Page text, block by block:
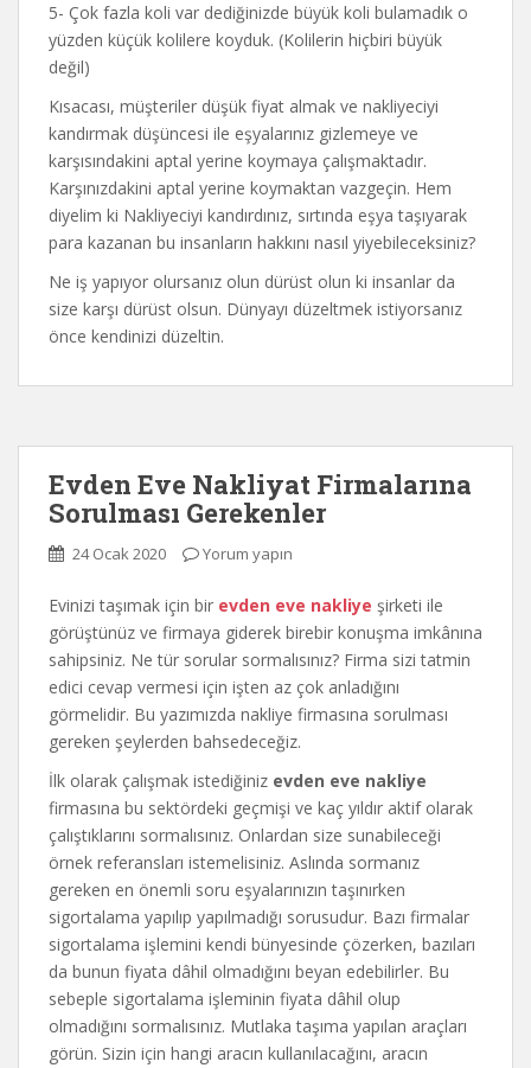
5- Çok fazla koli var dediğinizde büyük koli bulamadık o
yüzden küçük kolilere koyduk. (Kolilerin hiçbiri büyük
değil)
Kısacası, müşteriler düşük fiyat almak ve nakliyeciyi
kandırmak düşüncesi ile eşyalarınız gizlemeye ve
karşısındakini aptal yerine koymaya çalışmaktadır.
Karşınızdakini aptal yerine koymaktan vazgeçin. Hem
diyelim ki Nakliyeciyi kandırdınız, sırtında eşya taşıyarak
para kazanan bu insanların hakkını nasıl yiyebileceksiniz?
Ne iş yapıyor olursanız olun dürüst olun ki insanlar da
size karşı dürüst olsun. Dünyayı düzeltmek istiyorsanız
önce kendinizi düzeltin.
Evden Eve Nakliyat Firmalarına
Sorulması Gerekenler
24 Ocak 2020 Yorum yapın
Evinizi taşımak için bir evden eve nakliye şirketi ile
görüştünüz ve firmaya giderek birebir konuşma imkânına
sahipsiniz. Ne tür sorular sormalısınız? Firma sizi tatmin
edici cevap vermesi için işten az çok anladığını
görmelidir. Bu yazımızda nakliye firmasına sorulması
gereken şeylerden bahsedeceğiz.
İlk olarak çalışmak istediğiniz evden eve nakliye
firmasına bu sektördeki geçmişi ve kaç yıldır aktif olarak
çalıştıklarını sormalısınız. Onlardan size sunabileceği
örnek referansları istemelisiniz. Aslında sormanız
gereken en önemli soru eşyalarınızın taşınırken
sigortalama yapılıp yapılmadığı sorusudur. Bazı firmalar
sigortalama işlemini kendi bünyesinde çözerken, bazıları
da bunun fiyata dâhil olmadığını beyan edebilirler. Bu
sebeple sigortalama işleminin fiyata dâhil olup
olmadığını sormalısınız. Mutlaka taşıma yapılan araçları
görün. Sizin için hangi aracın kullanılacağını, aracın